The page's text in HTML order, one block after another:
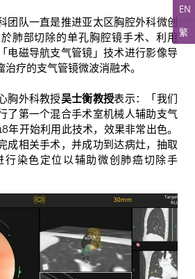
EN
繁
团队一直是推进亚太区胸腔外科微创
肺部切除的单孔胸腔镜手术、利用
电磁导航支气管镜」技术进行影像导
疗的支气管镜微波消融术。
胸外科教授吴士衡教授表示：「我们
了第一个混合手术室机械人辅助支气
年开始利用此技术，效果非常出色。
成相关手术，并成功到达病灶，抽取
行染色定位以辅助微创肺癌切除手